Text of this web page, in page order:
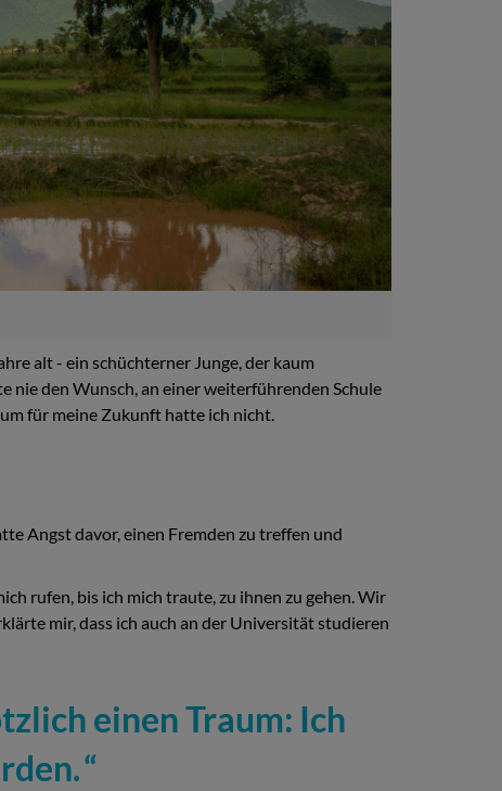
alt - ein schüchterner Junge, der kaum
nie den Wunsch, an einer weiterführenden Schule
für meine Zukunft hatte ich nicht.
Angst davor, einen Fremden zu treffen und
rufen, bis ich mich traute, zu ihnen zu gehen. Wir
mir, dass ich auch an der Universität studieren
einen Traum: Ich